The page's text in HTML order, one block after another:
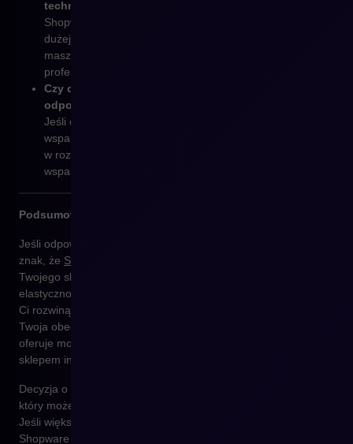
technicznym lub brakuje Ci zasobów do rozwoju?
Shopware oferuje pełne wsparcie techniczne i dostęp do
dużej społeczności, co oznacza, że w razie problemów
masz dostęp do wielu zasobów edukacyjnych i
profesjonalistów.
Czy czujesz, że Twoja obecna platforma nie dostarcza
odpowiedniego wsparcia?
Jeśli obecna platforma nie zapewnia odpowiedniego
wsparcia lub nie ma aktywnej społeczności, która pomoże
w rozwiązaniu problemów, Shopware to opcja z pełnym
wsparciem.
Podsumowanie
Jeśli odpowiedziałeś „tak” na większość z powyższych pytań, to
znak, że Shopware
Twojego sklepu e-commerce. Ta platforma zapewnia
elastyczność, skalowalność i wszechstronność, które pomogą
Ci rozwinąć biznes i wyjść na wyższy poziom. Jeśli czujesz, że
Twoja obecna platforma ogranicza Twój potencjał,
oferuje możliwość dostosowania i pełną kontrolę nad Twoim
sklepem internetowym.
Decyzja o wdrożeniu nowej platformy e-commerce to krok,
który może znacząco wpłynąć na przyszłość Twojego biznesu.
Jeśli większość pytań z naszej checklisty wskazuje, że
Shopware jest odpowiednim rozwiązaniem dla Twojej firmy,